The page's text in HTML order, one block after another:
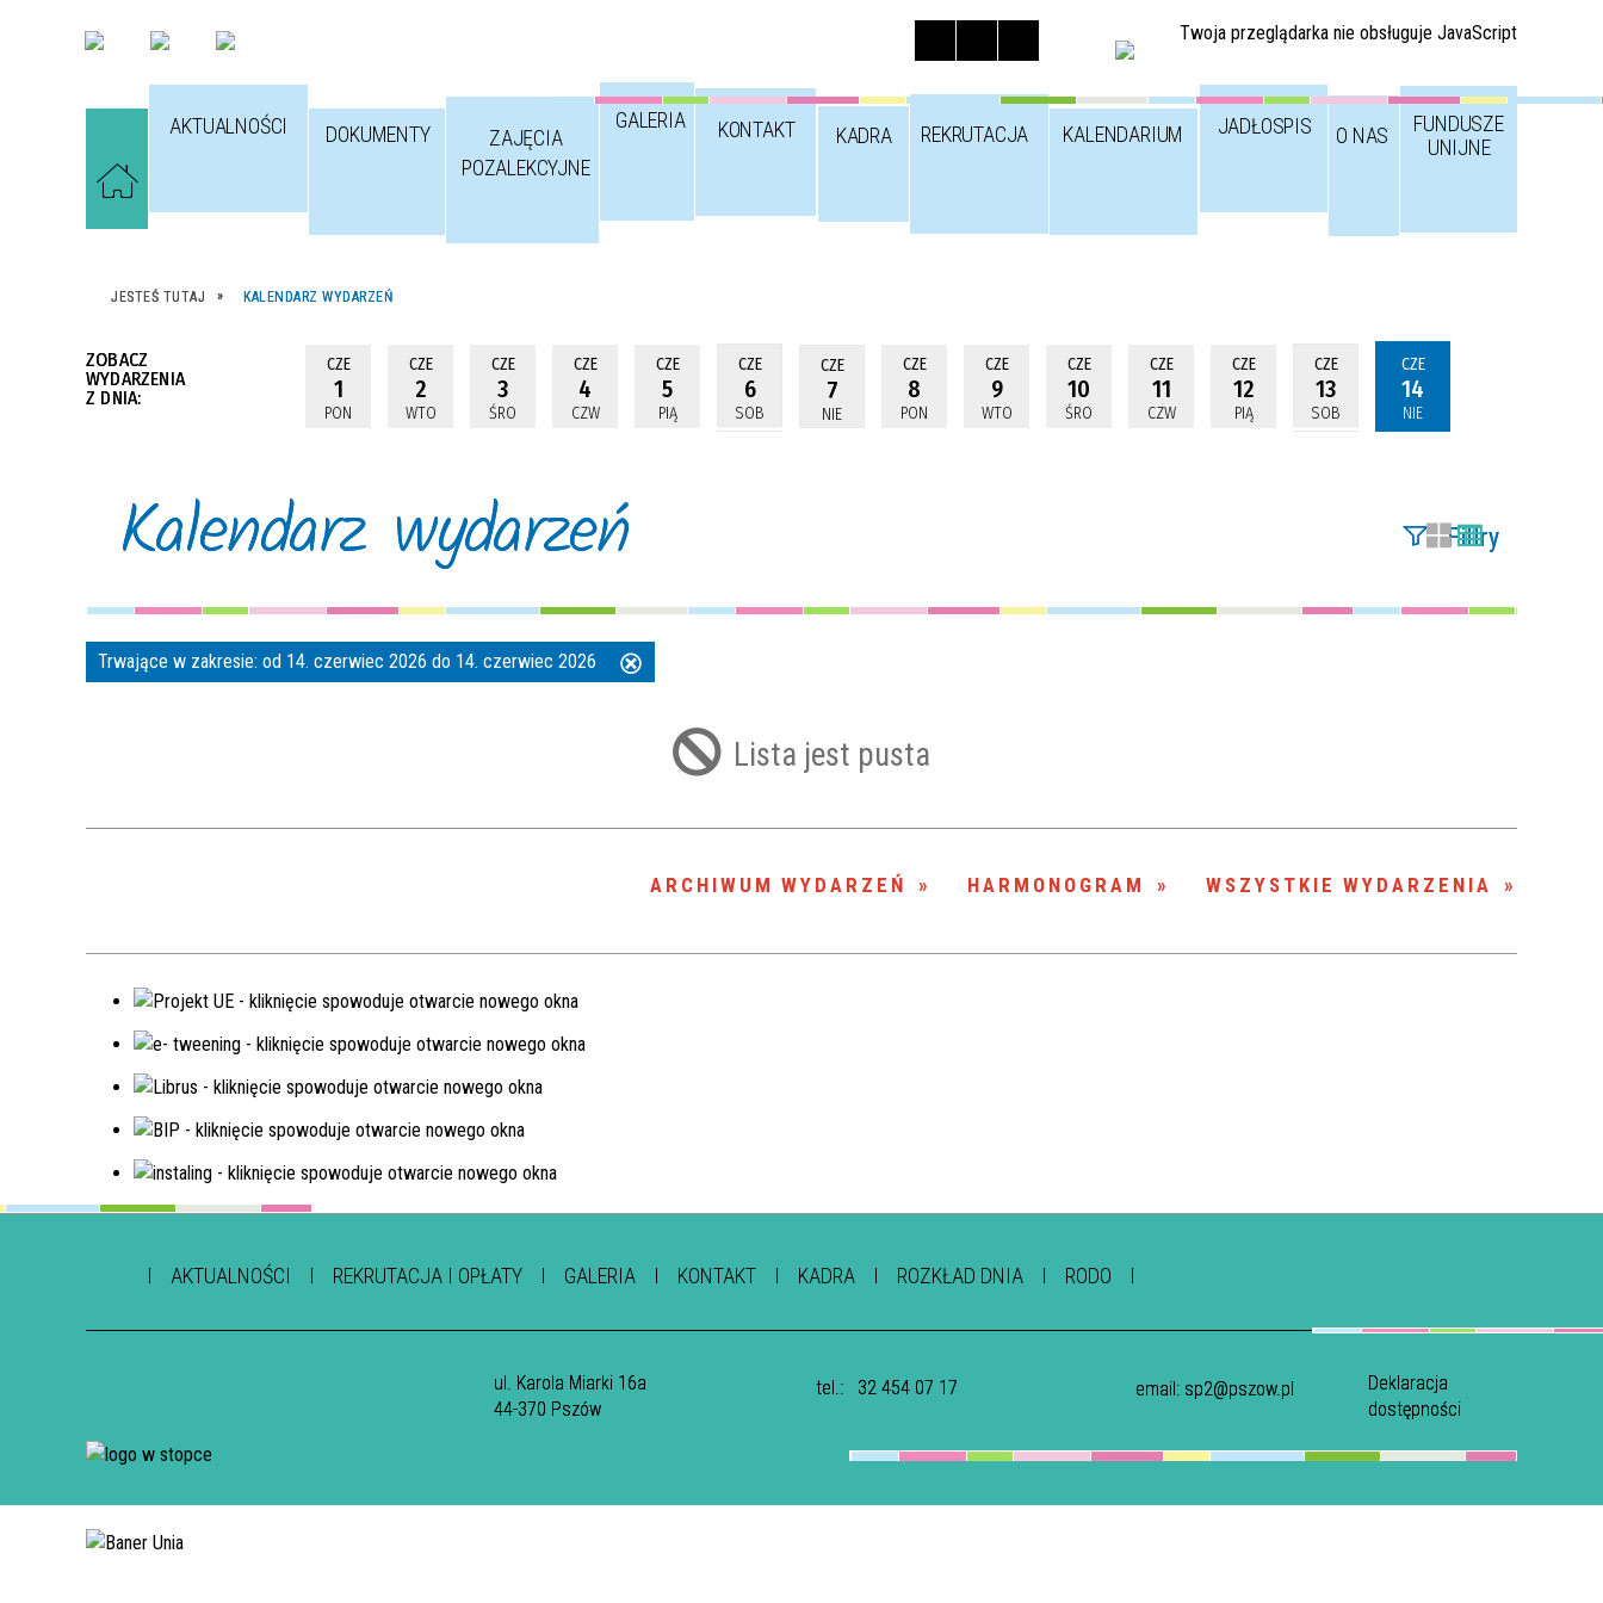
Twoja przeglądarka nie obsługuje JavaScript
AKTUALNOŚCI DOKUMENTY
ZAJĘCIA
POZALEKCYJNE
GALERIA KONTAKT KADRA REKRUTACJA KALENDARIUM JADŁOSPIS O NAS
FUNDUSZE
UNIJNE
JESTEŚ TUTAJ KALENDARZ WYDARZEŃ
ZOBACZ
WYDARZENIA
Z DNIA:
CZE
1
PON
CZE
2
WTO
CZE
3
ŚRO
CZE
4
CZW
CZE
5
PIĄ
CZE
6
SOB
CZE
7
NIE
CZE
8
PON
CZE
9
WTO
CZE
10
ŚRO
CZE
11
CZW
CZE
12
PIĄ
CZE
13
SOB
CZE
14
NIE
Kalendarz wydarzeń Filtry
Szukana fraza
Miejsce
Organizator
Trwające w zakresie: od 14. czerwiec 2026 do 14. czerwiec 2026
Lista jest pusta
WSZYSTKIE WYDARZENIA
HARMONOGRAM
ARCHIWUM WYDARZEŃ
AKTUALNOŚCI REKRUTACJA I OPŁATY GALERIA KONTAKT KADRA ROZKŁAD DNIA RODO
ul. Karola Miarki 16a
44-370 Pszów
tel.: 32 454 07 17 email: sp2@pszow.pl
Deklaracja
dostępności